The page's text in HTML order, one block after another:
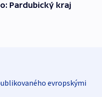
Pardubický kraj
evropskými